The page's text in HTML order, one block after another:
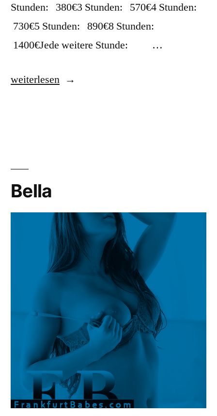
Stunden: 380€3 Stunden: 570€4 Stunden:
730€5 Stunden: 890€8 Stunden:
1400€Jede weitere Stunde: …
weiterlesen
Bella